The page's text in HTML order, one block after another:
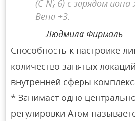
(C N} 6) с зарядом иона
Вена +3.
Людмила Фирмаль
Способность к настройке
количество занятых
внутренней сферы
* Занимает одно
регулировки Атом